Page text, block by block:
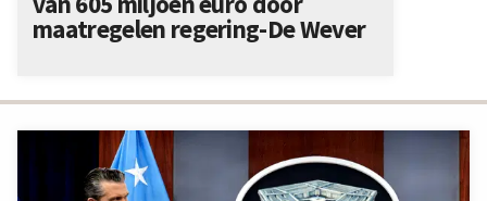
maatregelen regering-De Wever